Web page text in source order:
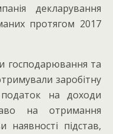
декларування
протягом 2017
господарювання та
заробітну
на доходи
на отримання
підстав,